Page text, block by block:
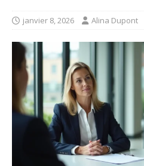
janvier 8, 2026 Alina Dupont